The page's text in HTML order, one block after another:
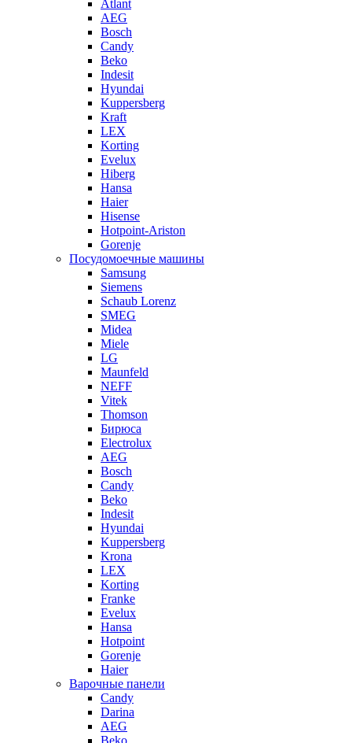
Atlant
AEG
Bosch
Candy
Beko
Indesit
Hyundai
Kuppersberg
Kraft
LEX
Korting
Evelux
Hiberg
Hansa
Haier
Hisense
Hotpoint-Ariston
Gorenje
Посудомоечные машины
Samsung
Siemens
Schaub Lorenz
SMEG
Midea
Miele
LG
Maunfeld
NEFF
Vitek
Thomson
Бирюса
Electrolux
AEG
Bosch
Candy
Beko
Indesit
Hyundai
Kuppersberg
Krona
LEX
Korting
Franke
Evelux
Hansa
Hotpoint
Gorenje
Haier
Варочные панели
Candy
Darina
AEG